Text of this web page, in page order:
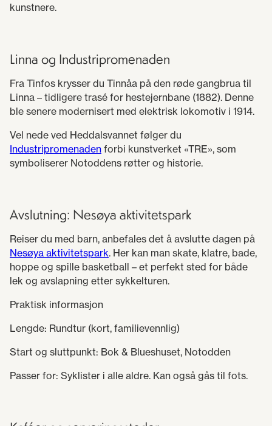
kunstnere.
Linna og Industripromenaden
Fra Tinfos krysser du Tinnåa på den røde gangbrua til
Linna – tidligere trasé for hestejernbane (1882). Denne
ble senere modernisert med elektrisk lokomotiv i 1914.
Vel nede ved Heddalsvannet følger du
Industripromenaden forbi kunstverket «TRE», som
symboliserer Notoddens røtter og historie.
Avslutning: Nesøya aktivitetspark
Reiser du med barn, anbefales det å avslutte dagen på
Nesøya aktivitetspark. Her kan man skate, klatre, bade,
hoppe og spille basketball – et perfekt sted for både
lek og avslapning etter sykkelturen.
Praktisk informasjon
Lengde: Rundtur (kort, familievennlig)
Start og sluttpunkt: Bok & Blueshuset, Notodden
Passer for: Syklister i alle aldre. Kan også gås til fots.